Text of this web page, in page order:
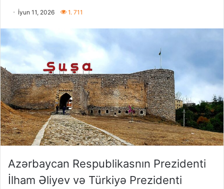
İyun 11, 2026 1. 711
Azərbaycan Respublikasnın Prezidenti
İlham Əliyev və Türkiyə Prezidenti